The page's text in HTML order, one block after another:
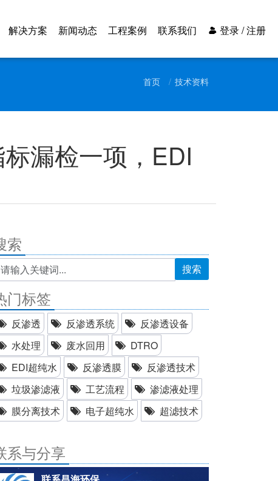
解决方案 新闻动态 工程案例 联系我们 登录 / 注册
首页 技术资料
漏检一项，EDI
索
搜索
门标签
反渗透 反渗透系统
反渗透设备
水处理
废水回用
DTRO
EDI超纯水
反渗透膜
反渗透技术
垃圾渗滤液
工艺流程
渗滤液处理
膜分离技术
电子超纯水 超滤技术
系与分享